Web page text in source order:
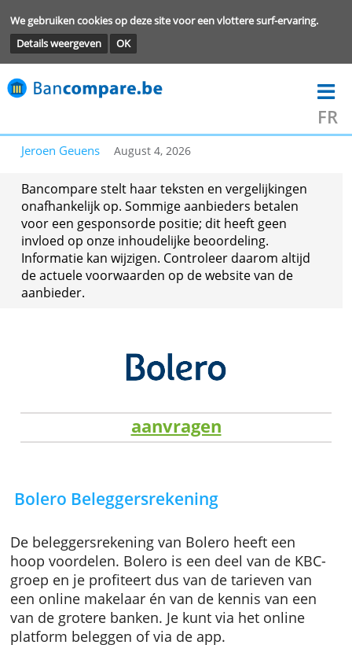
We gebruiken cookies op deze site voor een vlottere surf-
Details weergeven
OK
Bancompare stelt haar teksten en vergelijkingen
onafhankelijk op. Sommige aanbieders betalen
voor een gesponsorde positie; dit heeft geen
invloed op onze inhoudelijke beoordeling.
Informatie kan wijzigen. Controleer daarom altijd
Bolero Beleggersrekening
De beleggersrekening van Bolero heeft een
hoop voordelen. Bolero is een deel van de